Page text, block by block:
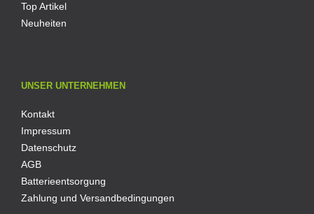
Top Artikel
Neuheiten
UNSER UNTERNEHMEN
Kontakt
Impressum
Datenschutz
AGB
Batterieentsorgung
Zahlung und Versandbedingungen